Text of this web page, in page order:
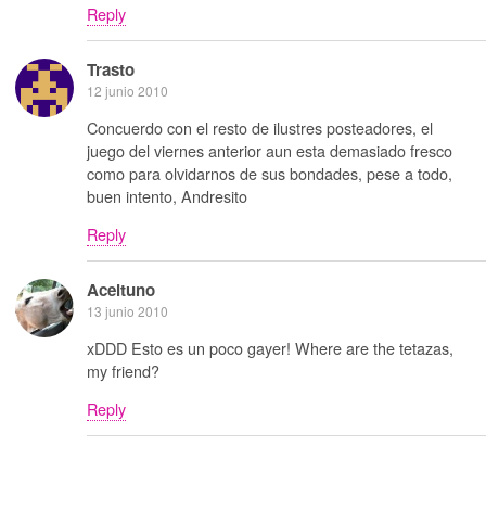
Reply
Trasto
12 junio 2010
Concuerdo con el resto de ilustres posteadores, el
juego del viernes anterior aun esta demasiado fresco
como para olvidarnos de sus bondades, pese a todo,
buen intento, Andresito
Reply
Aceituno
13 junio 2010
xDDD Esto es un poco gayer! Where are the tetazas,
my friend?
Reply